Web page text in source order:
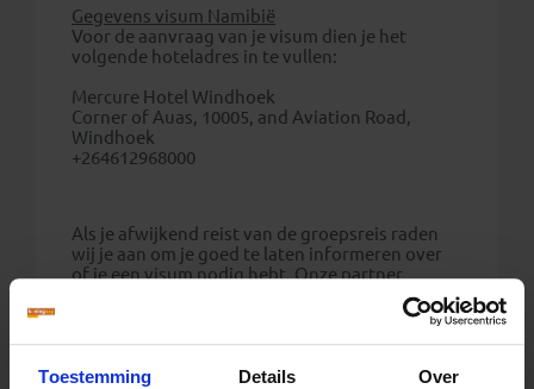
Toestemming Details Over
Gegevens visum Namibië
Voor de aanvraag van je visum dien je het
volgende hoteladres in te vullen:
Mercure Hotel Windhoek
Corner of Auas, 10005, and Aviation Road,
Windhoek
+264612968000
Als je afwijkend reist van de groepsreis raden
wij je aan om je goed te laten informeren over
of je een visum nodig hebt. Onze partner
telefonisch bereikbaar via +31 (0) 23 2210004.
paspoorthouders) en België (voor Belgische